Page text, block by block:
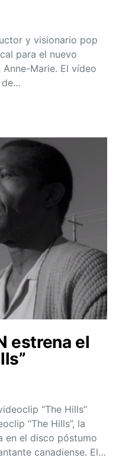
y visionario pop
para el nuevo
Anne-Marie. El vídeo
de…
estrena el
“The Hills”
“The Hills”, la
en el disco póstumo
canadiense. El…